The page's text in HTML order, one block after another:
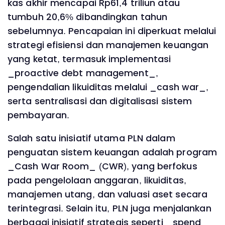
kas akhir mencapai Rp61,4 triliun atau
tumbuh 20,6% dibandingkan tahun
sebelumnya. Pencapaian ini diperkuat melalui
strategi efisiensi dan manajemen keuangan
yang ketat, termasuk implementasi
_proactive debt management_,
pengendalian likuiditas melalui _cash war_,
serta sentralisasi dan digitalisasi sistem
pembayaran.
Salah satu inisiatif utama PLN dalam
penguatan sistem keuangan adalah program
_Cash War Room_ (CWR), yang berfokus
pada pengelolaan anggaran, likuiditas,
manajemen utang, dan valuasi aset secara
terintegrasi. Selain itu, PLN juga menjalankan
berbagai inisiatif strategis seperti _spend